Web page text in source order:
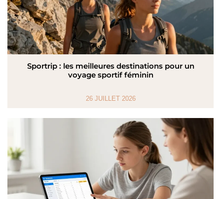
Sportrip : les meilleures destinations pour un
voyage sportif féminin
26 JUILLET 2026